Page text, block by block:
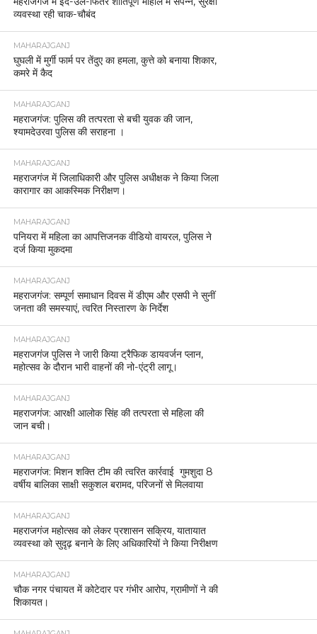
व्यवस्था रही चाक-चौबंद
MAHARAJGANJ
घुघली में मुर्गी फार्म पर तेंदुए का हमला, कुत्ते को बनाया शिकार,
कमरे में कैद
MAHARAJGANJ
महराजगंज: पुलिस की तत्परता से बची युवक की जान,
श्यामदेउरवा पुलिस की सराहना ।
MAHARAJGANJ
महराजगंज में जिलाधिकारी और पुलिस अधीक्षक ने किया जिला
कारागार का आकस्मिक निरीक्षण।
MAHARAJGANJ
पनियरा में महिला का आपत्तिजनक वीडियो वायरल, पुलिस ने
दर्ज किया मुकदमा
MAHARAJGANJ
महराजगंज: सम्पूर्ण समाधान दिवस में डीएम और एसपी ने सुनीं
जनता की समस्याएं, त्वरित निस्तारण के निर्देश
MAHARAJGANJ
महराजगंज पुलिस ने जारी किया ट्रैफिक डायवर्जन प्लान,
महोत्सव के दौरान भारी वाहनों की नो-एंट्री लागू।
MAHARAJGANJ
महराजगंज: आरक्षी आलोक सिंह की तत्परता से महिला की
जान बची।
MAHARAJGANJ
महराजगंज: मिशन शक्ति टीम की त्वरित कार्रवाई गुमशुदा 8
वर्षीय बालिका साक्षी सकुशल बरामद, परिजनों से मिलवाया
MAHARAJGANJ
महराजगंज महोत्सव को लेकर प्रशासन सक्रिय, यातायात
व्यवस्था को सुदृढ़ बनाने के लिए अधिकारियों ने किया निरीक्षण
MAHARAJGANJ
चौक नगर पंचायत में कोटेदार पर गंभीर आरोप, ग्रामीणों ने की
शिकायत।